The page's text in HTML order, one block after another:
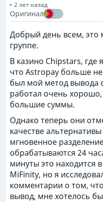
2 лет назад
Оригинал
Добрый день всем, это
группе.
В казино Chipstars, где
что Astropay больше
был мой метод вывода
работал очень
большие суммы.
Однако теперь они
качестве
мгновенное
обрабатываются 24
минуты это находится
MiFinity, но я
комментарии о том,
вывод, мне хотелось